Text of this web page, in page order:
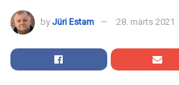
by Jüri Estam 28. märts 2021